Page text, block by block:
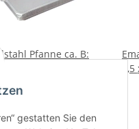
gestatten Sie den
Pfanne ca. B:
T: 52,5 cm H: 6 cm
96,5 x T: 52,5 cm, H: 6 cm